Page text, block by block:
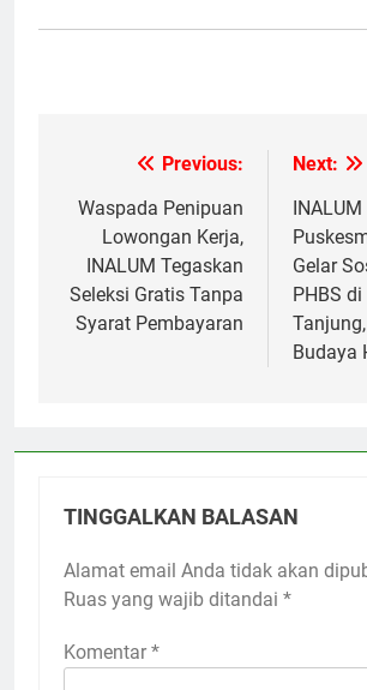
Navigasi
pos
Previous:
Waspada Penipuan
Lowongan Kerja,
INALUM Tegaskan
Seleksi Gratis Tanpa
Syarat Pembayaran
Next:
INALUM
Gelar
PHBS
Budaya
TINGGALKAN BALASAN
Alamat email Anda tidak akan
Ruas yang wajib ditandai *
Komentar *